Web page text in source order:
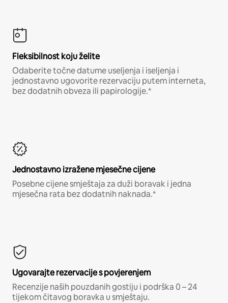
Fleksibilnost koju želite
Odaberite točne datume useljenja i iseljenja i
jednostavno ugovorite rezervaciju putem interneta,
bez dodatnih obveza ili papirologije.*
Jednostavno izražene mjesečne cijene
Posebne cijene smještaja za duži boravak i jedna
mjesečna rata bez dodatnih naknada.*
Ugovarajte rezervacije s povjerenjem
Recenzije naših pouzdanih gostiju i podrška 0 – 24
tijekom čitavog boravka u smještaju.